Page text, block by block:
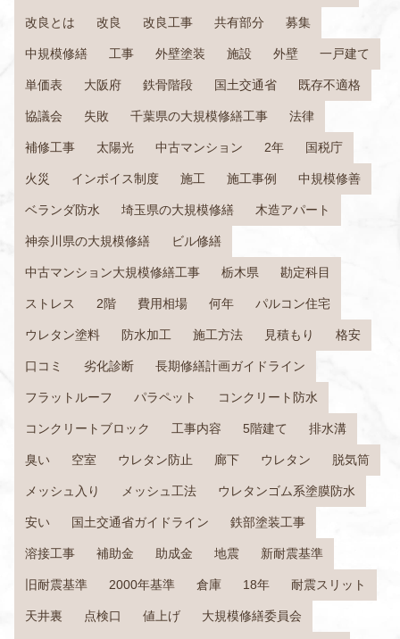
改良とは 改良 改良工事 共有部分 募集
中規模修繕 工事 外壁塗装 施設 外壁 一戸建て
単価表 大阪府 鉄骨階段 国土交通省 既存不適格
協議会 失敗 千葉県の大規模修繕工事 法律
補修工事 太陽光 中古マンション 2年 国税庁
火災 インボイス制度 施工 施工事例 中規模修善
ベランダ防水 埼玉県の大規模修繕 木造アパート
神奈川県の大規模修繕 ビル修繕
中古マンション大規模修繕工事 栃木県 勘定科目
ストレス 2階 費用相場 何年 パルコン住宅
ウレタン塗料 防水加工 施工方法 見積もり 格安
口コミ 劣化診断 長期修繕計画ガイドライン
フラットルーフ パラペット コンクリート防水
コンクリートブロック 工事内容 5階建て 排水溝
臭い 空室 ウレタン防止 廊下 ウレタン 脱気筒
メッシュ入り メッシュ工法 ウレタンゴム系塗膜防水
安い 国土交通省ガイドライン 鉄部塗装工事
溶接工事 補助金 助成金 地震 新耐震基準
旧耐震基準 2000年基準 倉庫 18年 耐震スリット
天井裏 点検口 値上げ 大規模修繕委員会